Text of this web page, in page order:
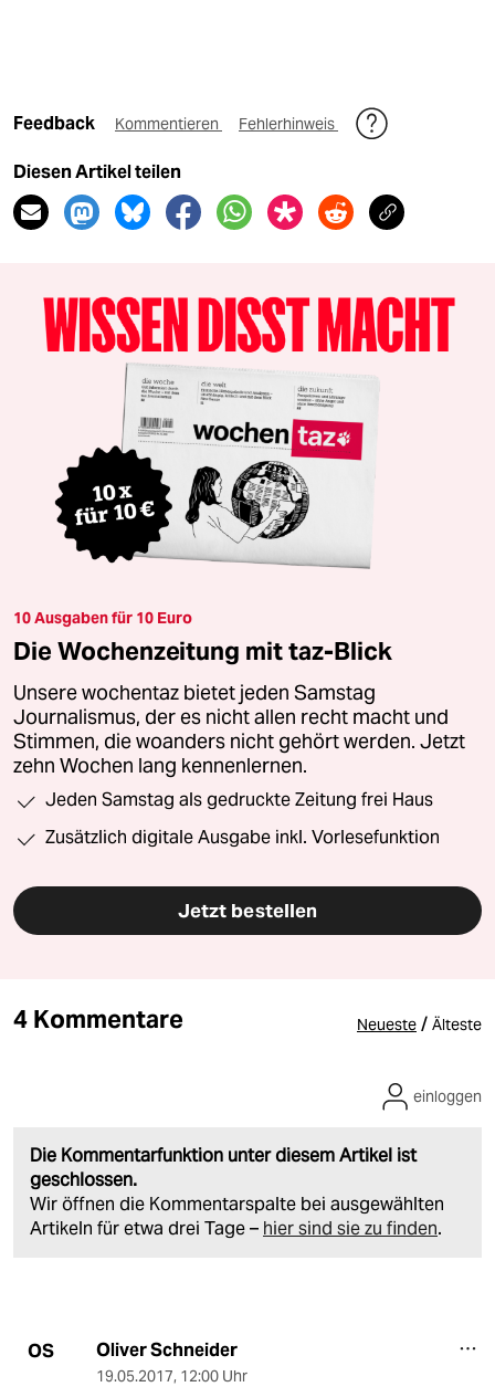
Feedback Kommentieren Fehlerhinweis
Diesen Artikel teilen
10 Ausgaben für 10 Euro
Die Wochenzeitung mit taz-Blick
Unsere wochentaz bietet jeden Samstag
Journalismus, der es nicht allen recht macht und
Stimmen, die woanders nicht gehört werden. Jetzt
zehn Wochen lang kennenlernen.
Jeden Samstag als gedruckte Zeitung frei Haus
Zusätzlich digitale Ausgabe inkl. Vorlesefunktion
Jetzt bestellen
4 Kommentare Neueste / Älteste
Die Kommentarfunktion unter diesem Artikel ist
geschlossen.
Wir öffnen die Kommentarspalte bei ausgewählten
Artikeln für etwa drei Tage – hier sind sie zu finden.
einloggen
OS Oliver Schneider
19.05.2017, 12:00 Uhr